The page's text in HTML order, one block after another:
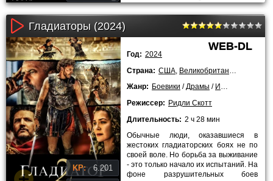
Гладиаторы (2024)
KP: 6.201
WEB-DL
Год: 2024
Страна: США Великобритания
Жанр: Боевики /Драмы / Исторические
Режиссер: Ридли Скотт
Длительность: 2 ч 28 мин
Обычные люди, оказавшиеся в
жестоких гладиаторских боях не по
своей воле. Но борьба за выживание
- это только начало их испытаний. На
фоне разрушительных боев